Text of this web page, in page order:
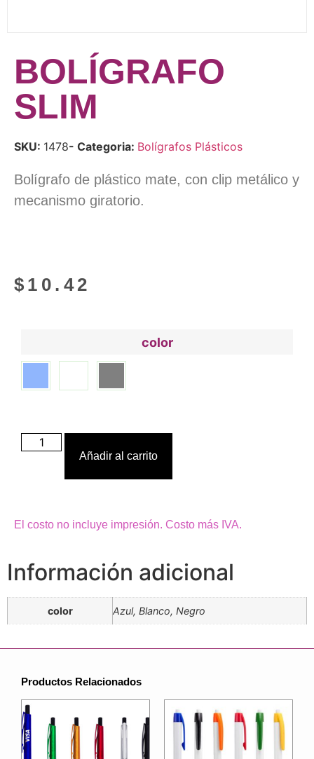
BOLÍGRAFO
SLIM
SKU: 1478- Categoria: Bolígrafos Plásticos
Bolígrafo de plástico mate, con clip metálico y
mecanismo giratorio.
$ 10.42
color
Añadir al carrito
El costo no incluye impresión. Costo más IVA.
Información adicional
color Azul, Blanco, Negro
Productos Relacionados